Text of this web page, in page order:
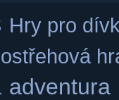
Hry pro
adventura